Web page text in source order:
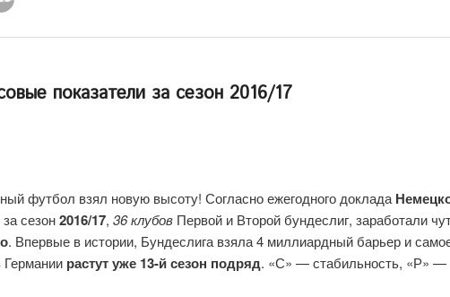
показатели за сезон 2016/17
футбол взял новую высоту! Согласно ежегодного доклада
за сезон2016/17, 36 клубов Первой и Второй бундеслиг, заработали
. Впервые в истории, Бундеслига взяла 4 миллиардный барьер и
растут уже 13-й сезон подряд. «С» — стабильность, «Р» —